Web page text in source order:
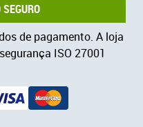
de pagamento. A loja
ISO 27001